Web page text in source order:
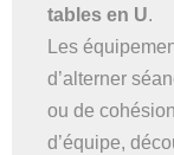
tables en U.
Les
d’alterner
ou de
d’équipe,